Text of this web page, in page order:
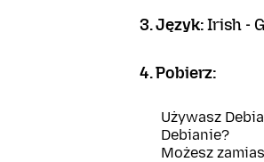
3. Język:Irish -
4. Pobierz:
Używasz
Debianie?
Możesz